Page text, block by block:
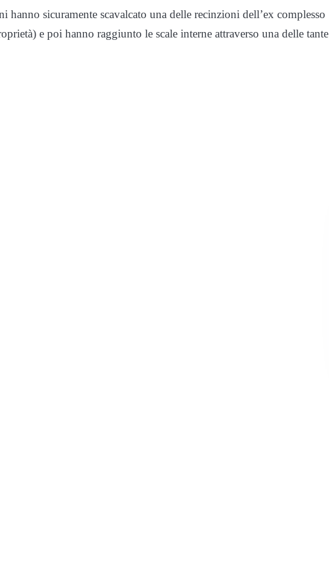
hanno sicuramente scavalcato una delle recinzioni dell’ex complesso
e poi hanno raggiunto le scale interne attraverso una delle tante